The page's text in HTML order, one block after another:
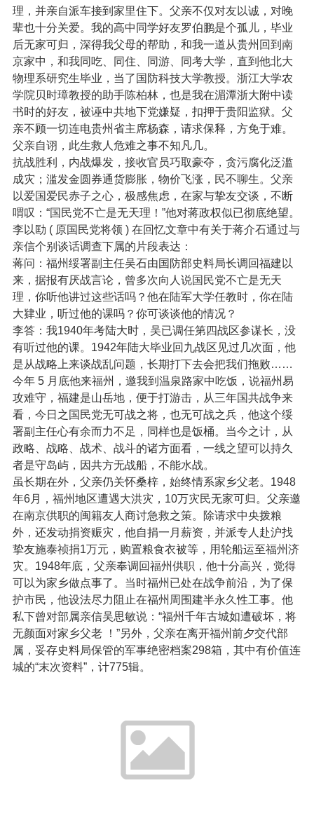
理，并亲自派车接到家里住下。父亲不仅对友以诚，对晚
辈也十分关爱。我的高中同学好友罗伯鹏是个孤儿，毕业
后无家可归，深得我父母的帮助，和我一道从贵州回到南
京家中，和我同吃、同住、同游、同考大学，直到他北大
物理系研究生毕业，当了国防科技大学教授。浙江大学农
学院贝时璋教授的助手陈柏林，也是我在湄潭浙大附中读
书时的好友，被诬中共地下党嫌疑，扣押于贵阳监狱。父
亲不顾一切连电贵州省主席杨森，请求保释，方免于难。
父亲自诩，此生救人危难之事不知凡几。
抗战胜利，内战爆发，接收官员巧取豪夺，贪污腐化泛滥
成灾；滥发金圆券通货膨胀，物价飞涨，民不聊生。父亲
以爱国爱民赤子之心，极感焦虑，在家与挚友交谈，不断
喟叹：“国民党不亡是无天理！”他对蒋政权似已彻底绝望。
李以劻 ( 原国民党将领 ) 在回忆文章中有关于蒋介石通过与
亲信个别谈话调查下属的片段表达：
蒋问：福州绥署副主任吴石由国防部史料局长调回福建以
来，据报有厌战言论，曾多次向人说国民党不亡是无天
理，你听他讲过这些话吗？他在陆军大学任教时，你在陆
大肄业，听过他的课吗？你可谈谈他的情况？
李答：我1940年考陆大时，吴已调任第四战区参谋长，没
有听过他的课。1942年陆大毕业回九战区见过几次面，他
是从战略上来谈战乱问题，长期打下去会把我们拖败……
今年 5 月底他来福州，邀我到温泉路家中吃饭，说福州易
攻难守，福建是山岳地，便于打游击，从三年国共战争来
看，今日之国民党无可战之将，也无可战之兵，他这个绥
署副主任心有余而力不足，同样也是饭桶。当今之计，从
政略、战略、战术、战斗的诸方面看，一线之望可以持久
者是守岛屿，因共方无战船，不能水战。
虽长期在外，父亲仍关怀桑梓，始终情系家乡父老。1948
年6月，福州地区遭遇大洪灾，10万灾民无家可归。父亲邀
在南京供职的闽籍友人商讨急救之策。除请求中央拨粮
外，还发动捐资赈灾，他自捐一月薪资，并派专人赴沪找
挚友施泰祯捐1万元，购置粮食衣被等，用轮船运至福州济
灾。1948年底，父亲奉调回福州供职，他十分高兴，觉得
可以为家乡做点事了。当时福州已处在战争前沿，为了保
护市民，他设法尽力阻止在福州周围建半永久性工事。他
私下曾对部属亲信吴思敏说：“福州千年古城如遭破坏，将
无颜面对家乡父老 ！”另外，父亲在离开福州前夕交代部
属，妥存史料局保管的军事绝密档案298箱，其中有价值连
城的“末次资料”，计775辑。